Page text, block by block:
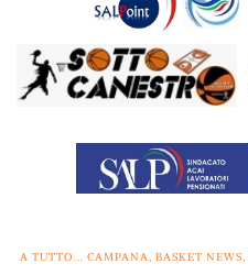
A TUTTO... CAMPANA, BASKET NEWS,